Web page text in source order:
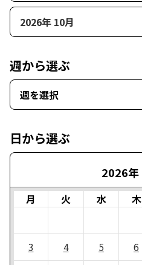
2026年 10月
週から選ぶ
週を選択
日から選ぶ
2026年
月 火 水 木
3
4 5 6